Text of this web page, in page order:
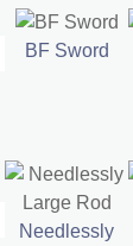
BF Sword
Needlessly